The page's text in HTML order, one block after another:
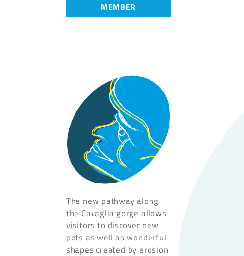
MEMBER
The new pathway along
the Cavaglia gorge allows
visitors to discover new
pots as well as wonderful
shapes created by erosion.